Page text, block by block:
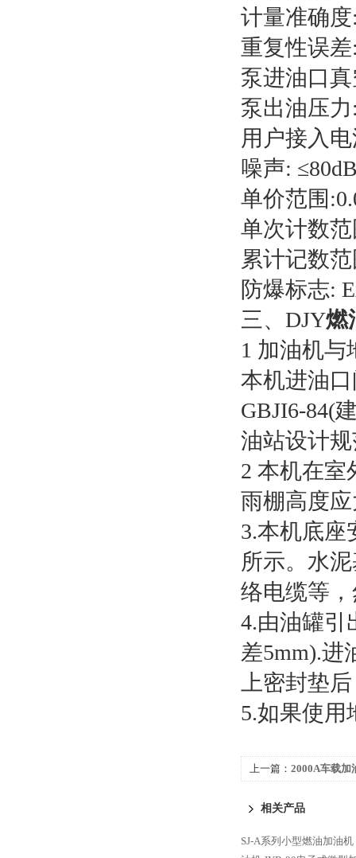
计量准确度
重复性误差
泵进油口真
泵出油压力
用户接入
噪声:
单价范围
单次计数范
累计记数范
防爆标志:
三、DJY燃
1 加油机与
本机进油
GBJI6-84(
油站设计
2 本机在室
雨棚高度
3.本机底座
所示。水
络电缆等
4.由油罐引
差5mm).进
上密封垫
5.如果使用
上一篇： 2000A车载加
相关产品
SJ-A系列小型燃油加油机